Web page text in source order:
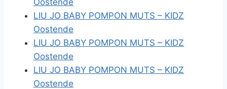
Oostende
LIU JO BABY POMPON MUTS – KIDZ
Oostende
LIU JO BABY POMPON MUTS – KIDZ
Oostende
LIU JO BABY POMPON MUTS – KIDZ
Oostende